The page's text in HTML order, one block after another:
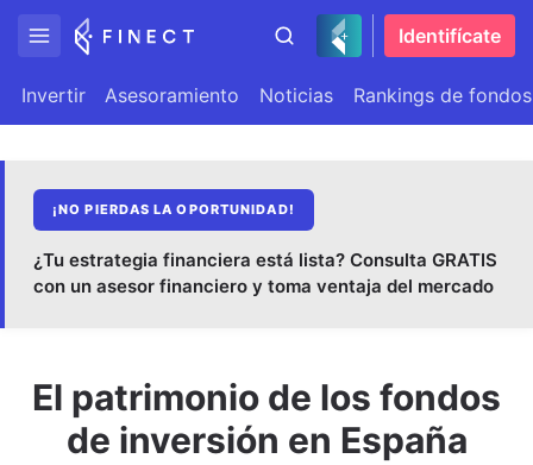
Identifícate
Invertir Asesoramiento Noticias Rankings de fondos
¡NO PIERDAS LA OPORTUNIDAD!
¿Tu estrategia financiera está lista? Consulta GRATIS
con un asesor financiero y toma ventaja del mercado
El patrimonio de los fondos
de inversión en España